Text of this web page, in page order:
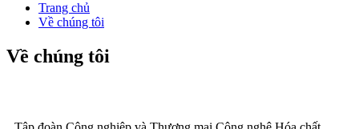
Trang chủ
Về chúng tôi
Về chúng tôi